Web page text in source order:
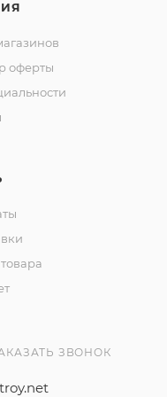
оферты
ЗВОНОК